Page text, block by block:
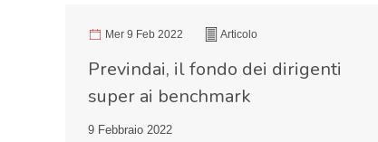
Mer 9 Feb 2022 Articolo
Previndai, il fondo dei dirigenti
super ai benchmark
9 Febbraio 2022